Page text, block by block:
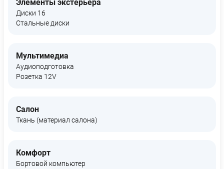
Элементы экстерьера
Диски 16
Стальные диски
Мультимедиа
Аудиоподготовка
Розетка 12V
Салон
Ткань (материал салона)
Комфорт
Бортовой компьютер